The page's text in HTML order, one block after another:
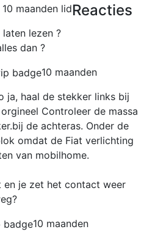
10 maanden lidReacties
lezen ?
dan ?
10 maanden
ja, haal de stekker links bij
Controleer de massa
de achteras. Onder de
omdat de Fiat verlichting
van mobilhome.
en je zet het contact weer
10 maanden